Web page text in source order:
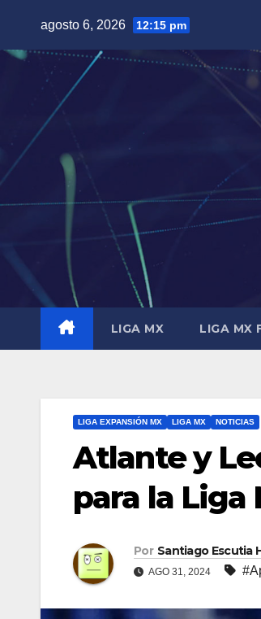
contenido
agosto 6, 2026 12:15 pm
LIGA MX LIGA MX
LIGA EXPANSIÓN MX LIGA MX NOTICIAS
Atlante y
para la Liga
Por Santiago Escutia
AGO 31, 2024